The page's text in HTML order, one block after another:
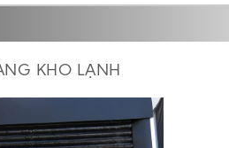
KHO LẠNH